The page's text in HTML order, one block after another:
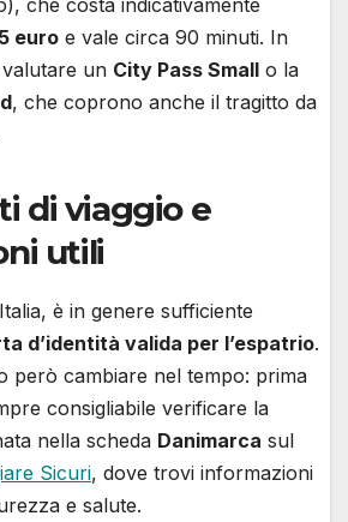
che costa indicativamente
euro e vale circa 90 minuti. In
un City Pass Small o la
, che coprono anche il tragitto da
di viaggio e
utili
è in genere sufficiente
d’identità valida per l’espatrio.
però cambiare nel tempo: prima
consigliabile verificare la
nella scheda Danimarca sul
Sicuri, dove trovi informazioni
e salute.